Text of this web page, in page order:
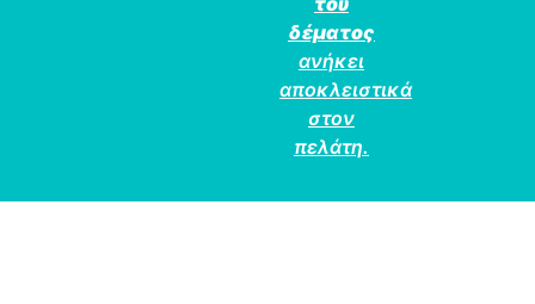
δέματος
ανήκει
αποκλειστικά
στον
πελάτη.